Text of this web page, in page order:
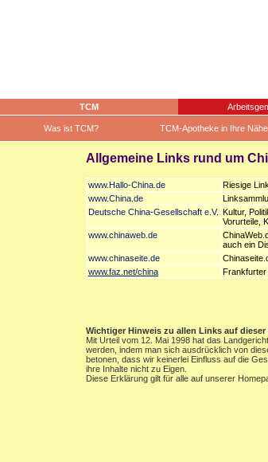
TCM
Was ist TCM? TCM-Apotheke in Ihre Nähe
Allgemeine Links rund um
www.Hallo-China.de
Riesige
www.China.de
Deutsche China-Gesellschaft e.V. Kultur,
Vorurteile,
www.chinaweb.de
auch ein
www.chinaseite.de
www.faz.net/china
Frankfurter
Wichtiger Hinweis zu allen Links auf dieser
Mit Urteil vom 12. Mai 1998 hat das
werden, indem man sich ausdrücklich von
betonen, dass wir keinerlei Einfluss auf die
ihre Inhalte nicht zu Eigen.
Diese Erklärung gilt für alle auf unserer